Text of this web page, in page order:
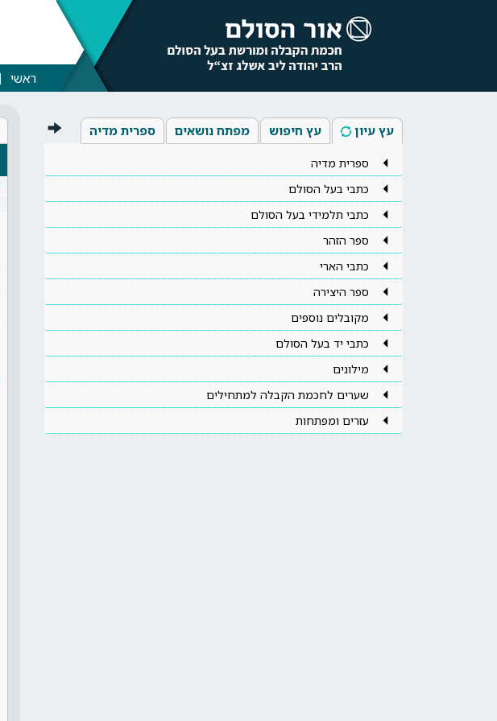
ראשי
עץ עיון עץ חיפוש מפתח נושאים ספרית מדיה
ספרית מדיה
כתבי בעל הסולם
כתבי תלמידי בעל הסולם
ספר הזהר
כתבי הארי
ספר היצירה
מקובלים נוספים
כתבי יד בעל הסולם
מילונים
שערים לחכמת הקבלה למתחילים
עזרים ומפתחות